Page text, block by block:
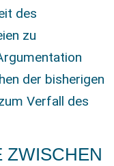
des
zu
der bisherigen
Verfall des
ZWISCHEN